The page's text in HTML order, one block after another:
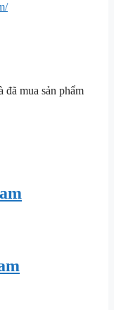
đã mua sản phẩm